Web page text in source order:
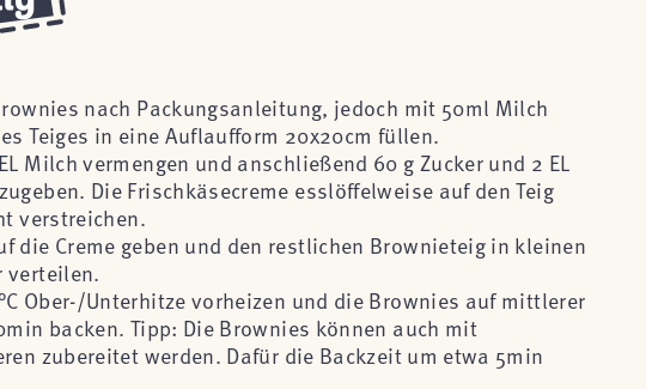
nach Packungsanleitung, jedoch mit 50ml Milch
Teiges in eine Auflaufform 20x20cm füllen.
Milch vermengen und anschließend 60 g Zucker und 2 EL
Die Frischkäsecreme esslöffelweise auf den Teig
verstreichen.
die Creme geben und den restlichen Brownieteig in kleinen
verteilen.
Ober-/Unterhitze vorheizen und die Brownies auf mittlerer
backen. Tipp: Die Brownies können auch mit
zubereitet werden. Dafür die Backzeit um etwa 5min